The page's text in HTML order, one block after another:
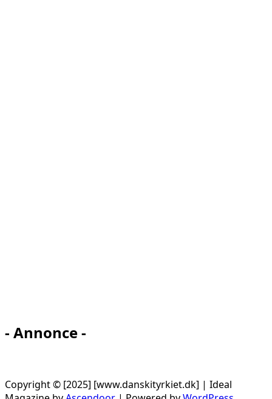
- Annonce -
Copyright © [2025] [www.danskityrkiet.dk] | Ideal